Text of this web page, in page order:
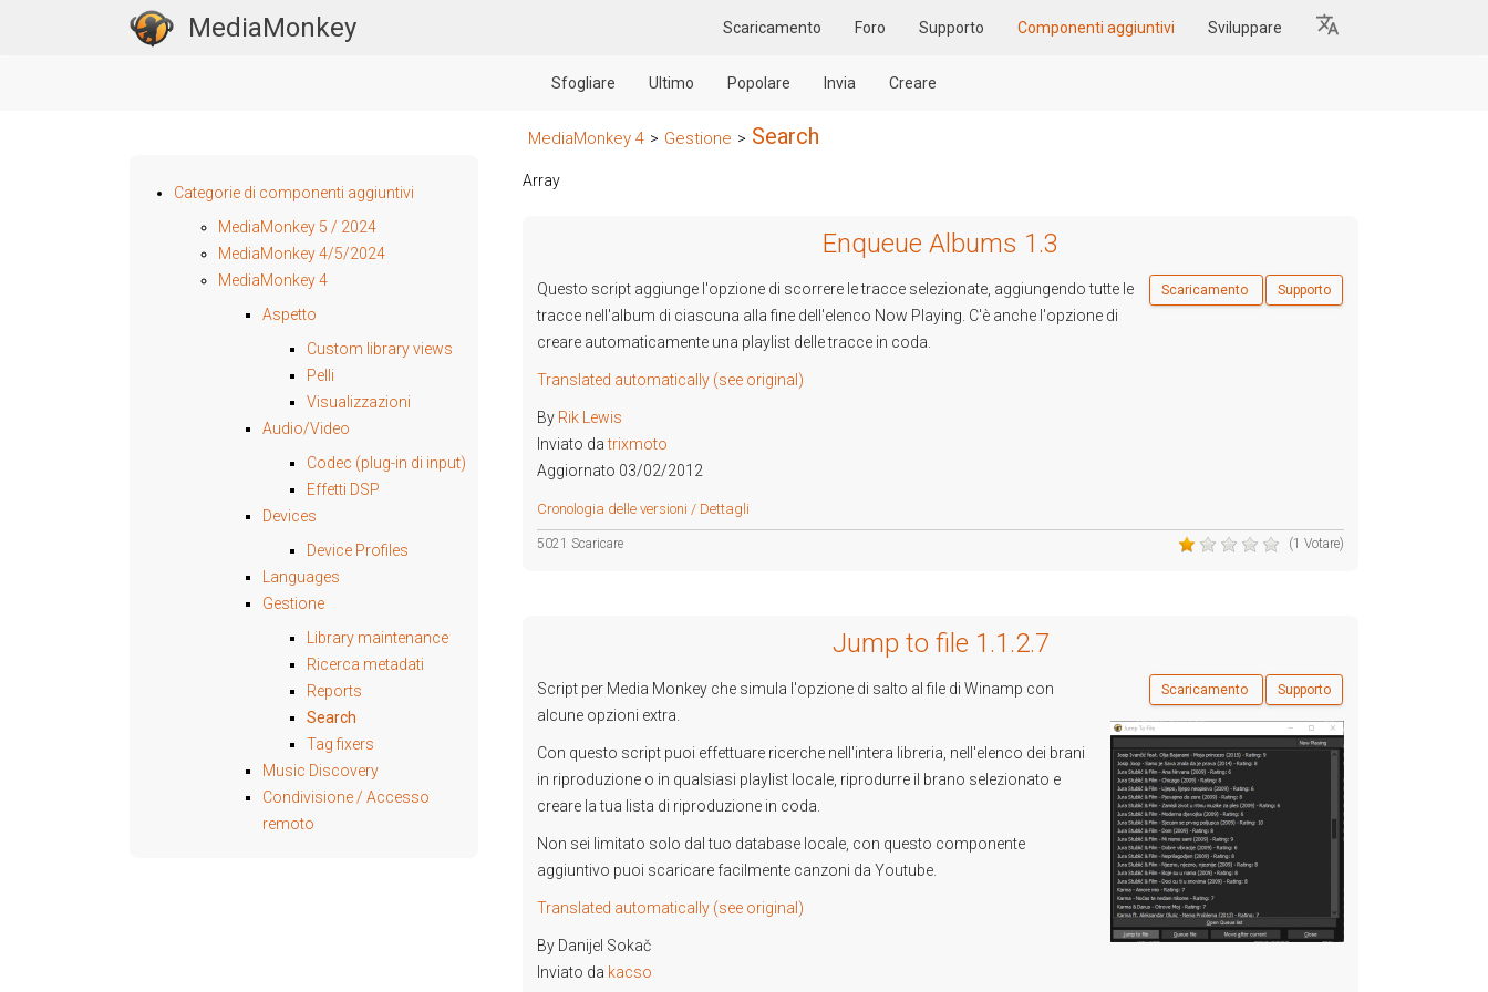
MediaMonkey Scaricamento Foro Supporto Componenti aggiuntivi Sviluppare
Sfogliare Ultimo Popolare Invia Creare
MediaMonkey 4 > Gestione > Search
Array
Enqueue Albums 1.3
Scaricamento Supporto
Questo script aggiunge l'opzione di scorrere le tracce selezionate, aggiungendo tutte le
tracce nell'album di ciascuna alla fine dell'elenco Now Playing. C'è anche l'opzione di
creare automaticamente una playlist delle tracce in coda.
Translated automatically (see original)
By Rik Lewis
Inviato datrixmoto
Aggiornato 03/02/2012
Cronologia delle versioni / Dettagli
(1 Votare)
5021 Scaricare
Jump to file 1.1.2.7
Scaricamento Supporto
Script per Media Monkey che simula l'opzione di salto al file di Winamp con
alcune opzioni extra.
Con questo script puoi effettuare ricerche nell'intera libreria, nell'elenco dei brani
in riproduzione o in qualsiasi playlist locale, riprodurre il brano selezionato e
creare la tua lista di riproduzione in coda.
Non sei limitato solo dal tuo database locale, con questo componente
aggiuntivo puoi scaricare facilmente canzoni da Youtube.
Translated automatically (see original)
By Danijel Sokač
Inviato da kacso
Categorie di componenti aggiuntivi
MediaMonkey 5 / 2024
MediaMonkey 4/5/2024
MediaMonkey 4
Aspetto
Custom library views
Pelli
Visualizzazioni
Audio/Video
Codec (plug-in di input)
Effetti DSP
Devices
Device Profiles
Languages
Gestione
Library maintenance
Ricerca metadati
Reports
Search
Tag fixers
Music Discovery
Condivisione / Accesso
remoto